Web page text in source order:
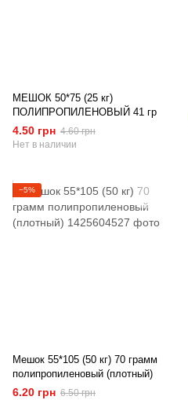
МЕШОК 50*75 (25 кг)
ПОЛИПРОПИЛЕНОВЫЙ 41 гр
4.50 грн 4.60 грн
Нет в наличии
−5%
Мешок 55*105 (50 кг) 70 грамм
полипропиленовый (плотный)
6.20 грн 6.50 грн